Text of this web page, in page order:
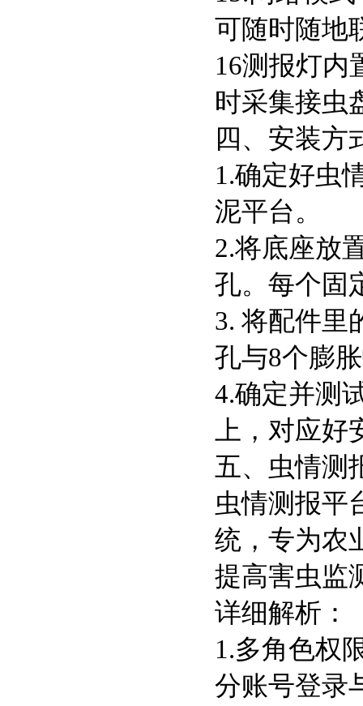
可随时随地
16测报灯内
时采集接虫
四、安装方
1.确定好虫
泥平台。
2.将底座放
孔。每个固
3. 将配件里
孔与8个膨
4.确定并测
上，对应
五、虫情测
虫情测报平
统，专为农
提高害虫监
详细解析：
1.多角色权
分账号登录